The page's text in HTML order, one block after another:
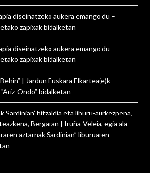
diseinatzeko aukera emango du –
zapixakbidalketan
diseinatzeko aukera emango du –
zapixakbidalketan
| Jardun Euskara Elkartea(e)k
Ondo” bidalketan
Sardinian’ hitzaldia eta liburu-aurkezpena,
Bergaran | Iruña-Veleia, egia ala
aztarnak Sardinian” liburuaren